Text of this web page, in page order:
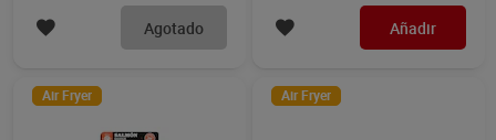
Agotado Añadir
Air Fryer Air Fryer